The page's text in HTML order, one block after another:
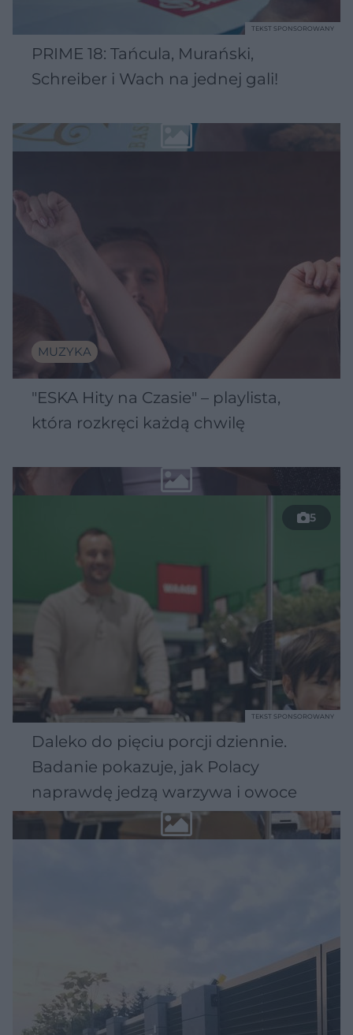
PRIME 18: Tańcula, Murański,
Schreiber i Wach na jednej gali!
TEKST SPONSOROWANY
MUZYKA
"ESKA Hity na Czasie" – playlista,
która rozkręci każdą chwilę
5
Daleko do pięciu porcji dziennie.
Badanie pokazuje, jak Polacy
naprawdę jedzą warzywa i owoce
TEKST SPONSOROWANY